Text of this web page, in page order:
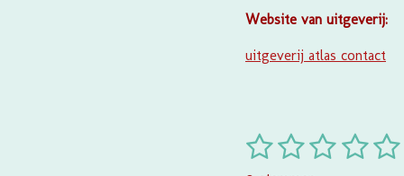
Website van uitgeverij:
uitgeverij atlas contact
R
1
2
3
4 5
S